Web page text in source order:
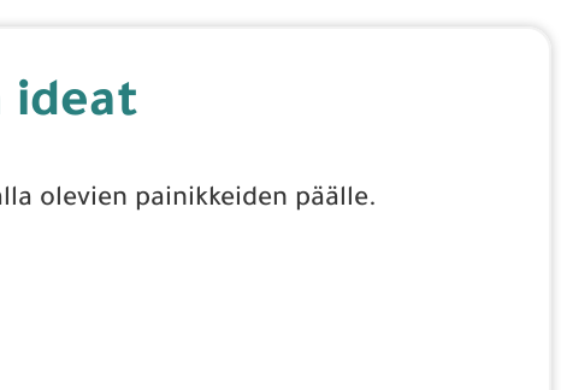
ideat
olevien painikkeiden päälle.